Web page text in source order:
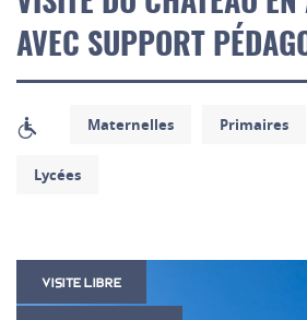
AVEC SUPPORT
Maternelles Primaires
Lycées
VISITE LIBRE